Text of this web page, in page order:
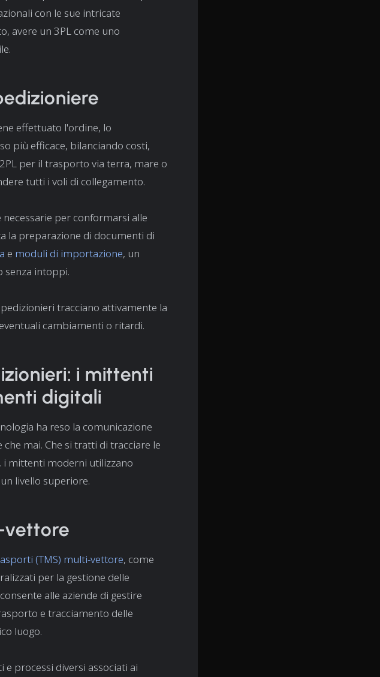
con le sue intricate
avere un 3PL come uno
effettuato l'ordine, lo
più efficace, bilanciando costi,
per il trasporto via terra, mare o
tutti i voli di collegamento.
per conformarsi alle
la preparazione di documenti di
e moduli di importazione, un
senza intoppi.
tracciano attivamente la
cambiamenti o ritardi.
i mittenti
digitali
ha reso la comunicazione
mai. Che si tratti di tracciare le
i mittenti moderni utilizzano
livello superiore.
vettore
(TMS) multi-vettore, come
per la gestione delle
alle aziende di gestire
e tracciamento delle
luogo.
processi diversi associati ai